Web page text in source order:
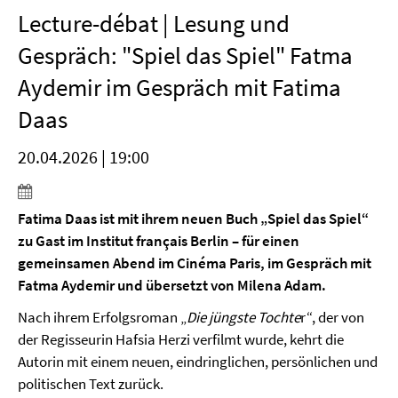
Lecture-débat | Lesung und
Gespräch: "Spiel das Spiel" Fatma
Aydemir im Gespräch mit Fatima
Daas
20.04.2026 | 19:00
Fatima Daas ist mit ihrem neuen Buch „Spiel das Spiel“
zu Gast im Institut français Berlin – für einen
gemeinsamen Abend im Cinéma Paris, im Gespräch mit
Fatma Aydemir und übersetzt von Milena Adam.
Nach ihrem Erfolgsroman „Die jüngste Tochter“, der von
der Regisseurin Hafsia Herzi verfilmt wurde, kehrt die
Autorin mit einem neuen, eindringlichen, persönlichen und
politischen Text zurück.